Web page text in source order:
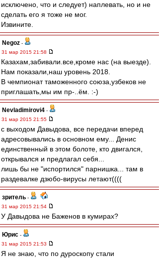
исключено, что и следует) наплевать, но и не
сделать его я тоже не мог.
Извините.
Negoz -
31 мар 2015 21:58
Казахам,забивали.все,кроме нас (на выезде).
Нам показали,наш уровень 2018.
В чемпионат таможенного союза,узбеков не
приглашать,мы им пр-..ём. :-)
Nevladimirovi4 -
31 мар 2015 21:55
с выходом Давыдова, все передачи вперед
адресовывались в основном ему... Денис
единственный в этом болоте, кто двигался,
открывался и предлагал себя...
лишь бы не "испортился" парнишка... там в
раздевалке дзюбо-вирусы летают((((
зpитель -
31 мар 2015 21:54
У Давыдова не Баженов в кумирах?
Юрис -
31 мар 2015 21:53
Я не знаю, что по дуроскопу стали